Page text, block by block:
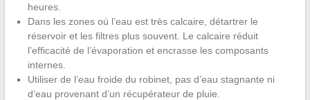
heures.
Dans les zones où l’eau est très calcaire, détartrer le
réservoir et les filtres plus souvent. Le calcaire réduit
l’efficacité de l’évaporation et encrasse les composants
internes.
Utiliser de l’eau froide du robinet, pas d’eau stagnante ni
d’eau provenant d’un récupérateur de pluie.